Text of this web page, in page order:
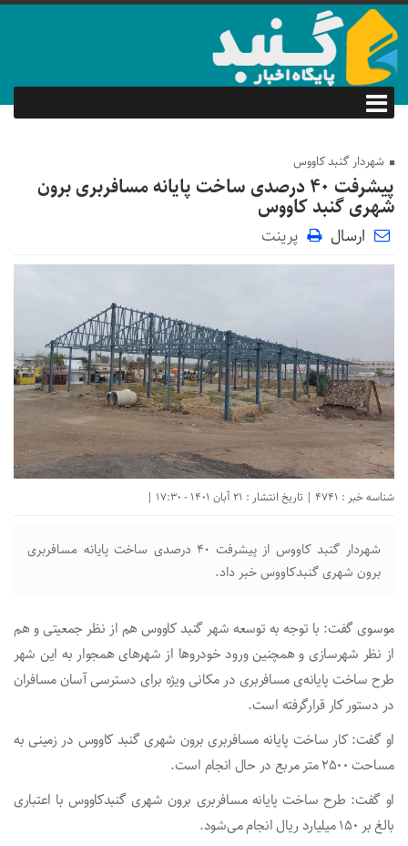
شهردار گنبد کاووس
پیشرفت ۴۰ درصدی ساخت پایانه مسافربری برون
شهری گنبد کاووس
ارسال پرینت
شناسه خبر : 4741 | تاریخ انتشار : 21 آبان 1401 - 17:30 |
شهردار گنبد کاووس از پیشرفت ۴۰ درصدی ساخت پایانه مسافربری
برون شهری گنبدکاووس خبر داد.
موسوی گفت: با توجه به توسعه شهر گنبد کاووس هم از نظر جمعیتی و هم
از نظر شهرسازی و همچنین ورود خودرو‌ها از شهر‌های همجوار به این شهر
طرح ساخت پایانه‌ی مسافربری در مکانی ویژه برای دسترسی آسان مسافران
در دستور کار قرارگرفته است.
او گفت: کار ساخت پایانه مسافربری برون شهری گنبد کاووس در زمینی به
مساحت ۲۵۰۰ متر مربع در حال انجام است.
او گفت: طرح ساخت پایانه مسافربری برون شهری گنبدکاووس با اعتباری
بالغ بر ۱۵۰ میلیارد ریال انجام می‌شود.